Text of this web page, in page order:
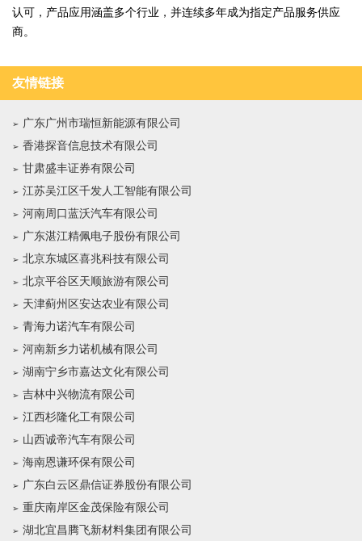
认可，产品应用涵盖多个行业，并连续多年成为指定产品服务供应
商。
友情链接
广东广州市瑞恒新能源有限公司
香港探音信息技术有限公司
甘肃盛丰证券有限公司
江苏吴江区千发人工智能有限公司
河南周口蓝沃汽车有限公司
广东湛江精佩电子股份有限公司
北京东城区喜兆科技有限公司
北京平谷区天顺旅游有限公司
天津蓟州区安达农业有限公司
青海力诺汽车有限公司
河南新乡力诺机械有限公司
湖南宁乡市嘉达文化有限公司
吉林中兴物流有限公司
江西杉隆化工有限公司
山西诚帝汽车有限公司
海南恩谦环保有限公司
广东白云区鼎信证券股份有限公司
重庆南岸区金茂保险有限公司
湖北宜昌腾飞新材料集团有限公司